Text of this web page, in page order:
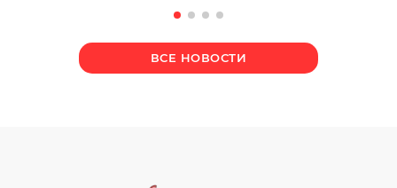
ДТП, исключает сложности при
ГИБДД. Страховой продукт
доступен в двух исполнениях:
классическом и электронном.
обслуживания транспорта.
Кроме того, в августе
продолжат действовать
ВСЕ НОВОСТИ